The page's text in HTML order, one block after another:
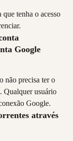
tenha o acesso
Google
não precisa ter o
Qualquer usuário
Google.
através